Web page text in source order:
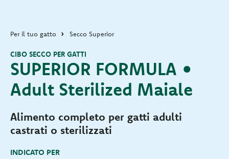
Per il tuo gatto Secco Superior
SUPERIOR FORMULA •
Adult Sterilized Maiale
CIBO SECCO PER GATTI
Alimento completo per gatti adulti
castrati o sterilizzati
INDICATO PER